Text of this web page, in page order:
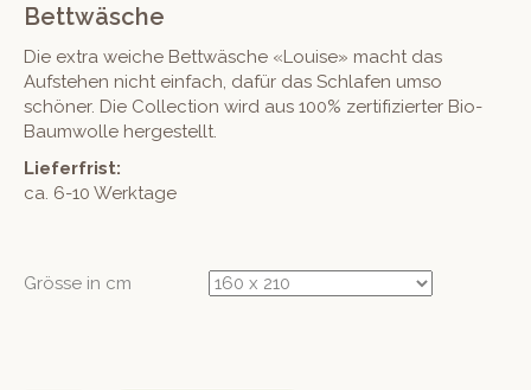
Bettwäsche
Die extra weiche Bettwäsche «Louise» macht das
Aufstehen nicht einfach, dafür das Schlafen umso
schöner. Die Collection wird aus 100% zertifizierter Bio-
Baumwolle hergestellt.
Lieferfrist:
ca. 6-10 Werktage
Grösse in cm